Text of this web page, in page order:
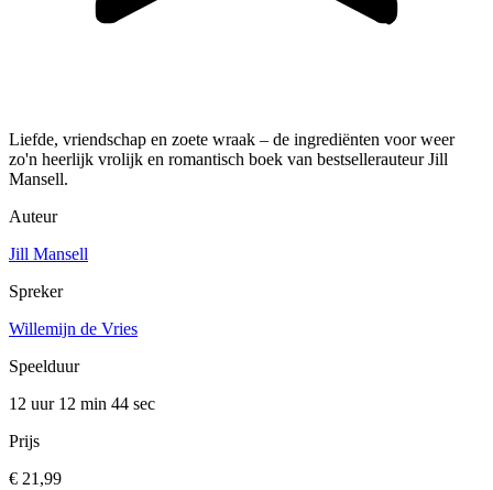
Liefde, vriendschap en zoete wraak – de ingrediënten voor weer
zo'n heerlijk vrolijk en romantisch boek van bestsellerauteur Jill
Mansell.
Auteur
Jill Mansell
Spreker
Willemijn de Vries
Speelduur
12 uur 12 min 44 sec
Prijs
€ 21,99